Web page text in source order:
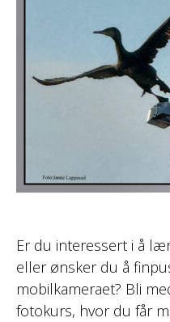
Er du interessert i å
eller ønsker du å
mobilkameraet? Bli
fotokurs, hvor du får